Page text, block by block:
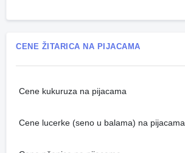
CENE ŽITARICA NA PIJACAMA
Cene kukuruza na pijacama
Cene lucerke (seno u balama) na pijacama